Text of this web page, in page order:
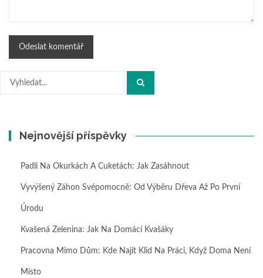
Hledat:
Nejnovější příspěvky
Padlí Na Okurkách A Cuketách: Jak Zasáhnout
Vyvýšený Záhon Svépomocně: Od Výběru Dřeva Až Po První
Úrodu
Kvašená Zelenina: Jak Na Domácí Kvašáky
Pracovna Mimo Dům: Kde Najít Klid Na Práci, Když Doma Není
Místo